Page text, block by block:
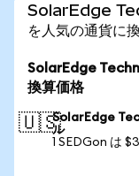
SolarEdge
を人気の通貨に
SolarEdge
換算価格
🇺🇸SolarEdge
ル
1 SEDGon は